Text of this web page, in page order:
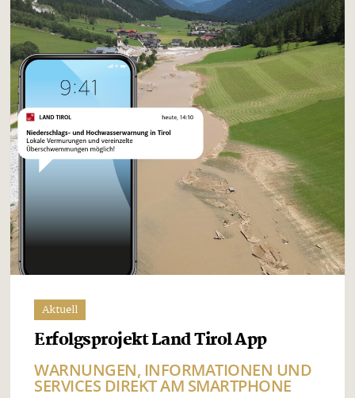
Aktuell
Erfolgsprojekt Land Tirol App
WARNUNGEN, INFORMATIONEN UND
SERVICES DIREKT AM SMARTPHONE